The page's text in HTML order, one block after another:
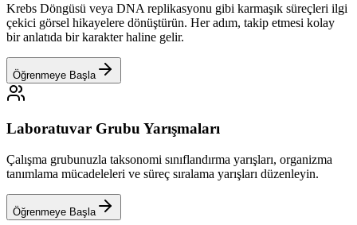
Krebs Döngüsü veya DNA replikasyonu gibi karmaşık süreçleri ilgi
çekici görsel hikayelere dönüştürün. Her adım, takip etmesi kolay
bir anlatıda bir karakter haline gelir.
Öğrenmeye Başla
Laboratuvar Grubu Yarışmaları
Çalışma grubunuzla taksonomi sınıflandırma yarışları, organizma
tanımlama mücadeleleri ve süreç sıralama yarışları düzenleyin.
Öğrenmeye Başla